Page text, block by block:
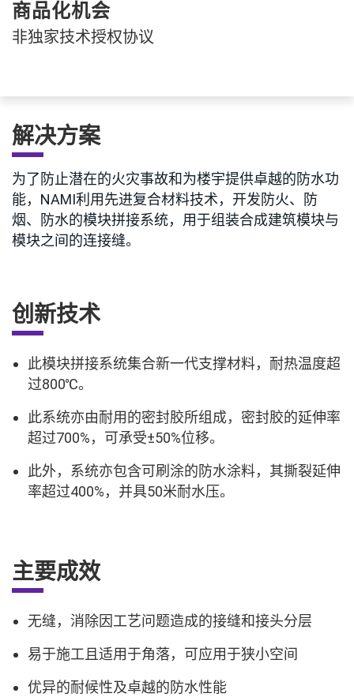
商品化机会
非独家技术授权协议
解决方案
为了防止潜在的火灾事故和为楼宇提供卓越的防水功
能，NAMI利用先进复合材料技术，开发防火、防
烟、防水的模块拼接系统，用于组装合成建筑模块与
模块之间的连接缝。
创新技术
此模块拼接系统集合新一代支撑材料，耐热温度超
过800℃。
此系统亦由耐用的密封胶所组成，密封胶的延伸率
超过700%，可承受±50%位移。
此外，系统亦包含可刷涂的防水涂料，其撕裂延伸
率超过400%，并具50米耐水压。
主要成效
无缝，消除因工艺问题造成的接缝和接头分层
易于施工且适用于角落，可应用于狭小空间
优异的耐候性及卓越的防水性能